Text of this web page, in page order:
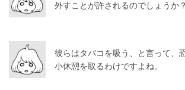
外すことが許されるのでしょうか？
彼らはタバコを吸う、と言って、
小休憩を取るわけですよね。